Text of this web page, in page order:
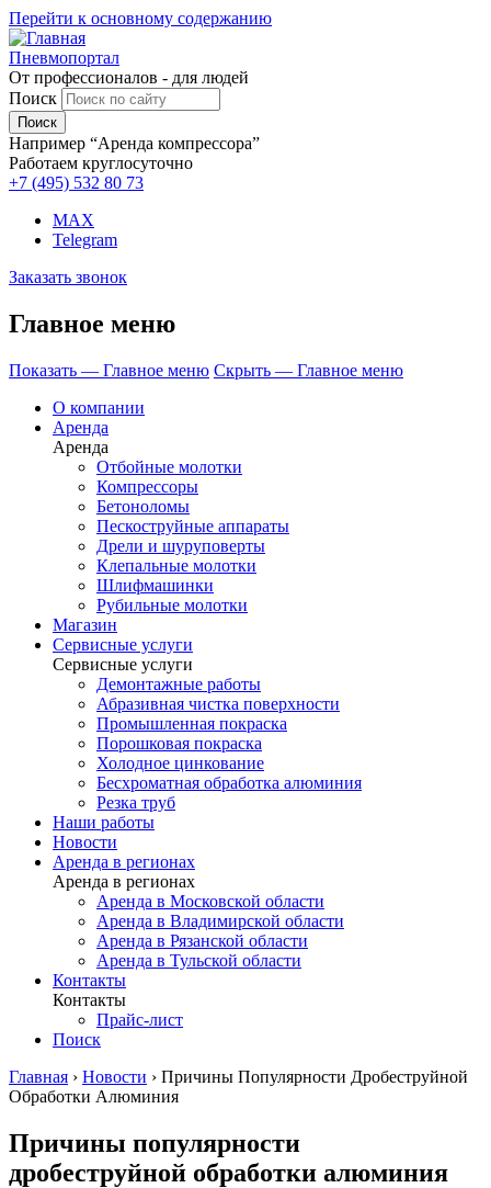
Перейти к основному содержанию
Пневмопортал
От профессионалов - для людей
Поиск
Например “Аренда компрессора”
Работаем круглосуточно
+7 (495) 532 80 73
MAX
Telegram
Заказать звонок
Главное меню
Показать — Главное меню Скрыть — Главное меню
О компании
Аренда
Аренда
Отбойные молотки
Компрессоры
Бетоноломы
Пескоструйные аппараты
Дрели и шуруповерты
Клепальные молотки
Шлифмашинки
Рубильные молотки
Магазин
Сервисные услуги
Сервисные услуги
Демонтажные работы
Абразивная чистка поверхности
Промышленная покраска
Порошковая покраска
Холодное цинкование
Бесхроматная обработка алюминия
Резка труб
Наши работы
Новости
Аренда в регионах
Аренда в регионах
Аренда в Московской области
Аренда в Владимирской области
Аренда в Рязанской области
Аренда в Тульской области
Контакты
Контакты
Прайс-лист
Поиск
Главная › Новости › Причины Популярности Дробеструйной
Обработки Алюминия
Причины популярности
дробеструйной обработки алюминия